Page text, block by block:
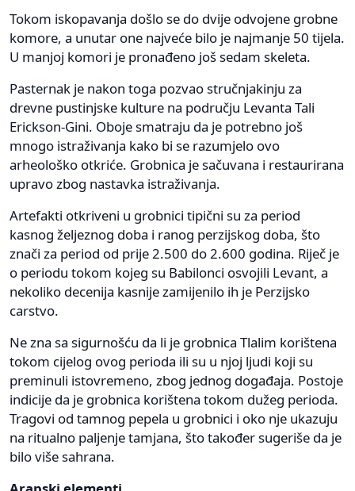
Tokom iskopavanja došlo se do dvije odvojene grobne
komore, a unutar one najveće bilo je najmanje 50 tijela.
U manjoj komori je pronađeno još sedam skeleta.
Pasternak je nakon toga pozvao stručnjakinju za
drevne pustinjske kulture na području Levanta Tali
Erickson-Gini. Oboje smatraju da je potrebno još
mnogo istraživanja kako bi se razumjelo ovo
arheološko otkriće. Grobnica je sačuvana i restaurirana
upravo zbog nastavka istraživanja.
Artefakti otkriveni u grobnici tipični su za period
kasnog željeznog doba i ranog perzijskog doba, što
znači za period od prije 2.500 do 2.600 godina. Riječ je
o periodu tokom kojeg su Babilonci osvojili Levant, a
nekoliko decenija kasnije zamijenilo ih je Perzijsko
carstvo.
Ne zna sa sigurnošću da li je grobnica Tlalim korištena
tokom cijelog ovog perioda ili su u njoj ljudi koji su
preminuli istovremeno, zbog jednog događaja. Postoje
indicije da je grobnica korištena tokom dužeg perioda.
Tragovi od tamnog pepela u grobnici i oko nje ukazuju
na ritualno paljenje tamjana, što također sugeriše da je
bilo više sahrana.